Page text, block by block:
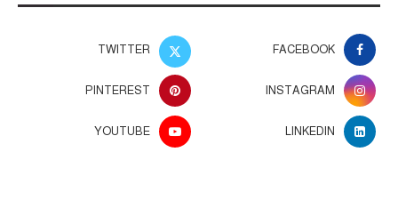
FACEBOOK
TWITTER
INSTAGRAM
PINTEREST
LINKEDIN
YOUTUBE